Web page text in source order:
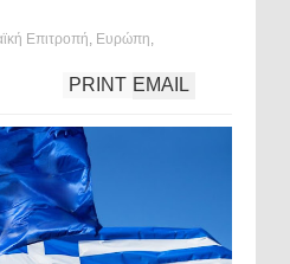
Επιτροπή, Ευρώπη,
EMAIL
PRINT